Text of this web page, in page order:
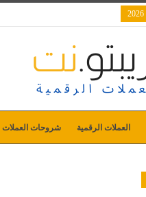
العملات الرقمية شروحات العملات